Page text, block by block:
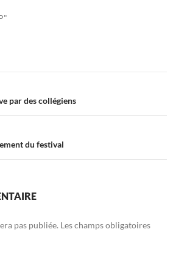
par des collégiens
du festival
pas publiée. Les champs obligatoires